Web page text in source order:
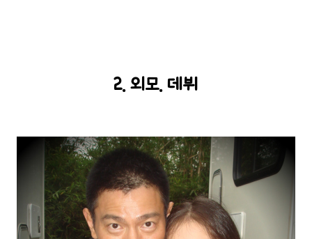
2. 외모. 데뷔